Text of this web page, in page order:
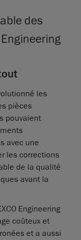
des
les
pièces
pouvaient
avec une
les corrections
de la qualité
avant la
Engineering
coûteux et
et a aussi